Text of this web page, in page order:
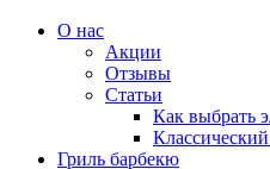
О нас
Акции
Отзывы
Статьи
Как выбрать
Гриль барбекю